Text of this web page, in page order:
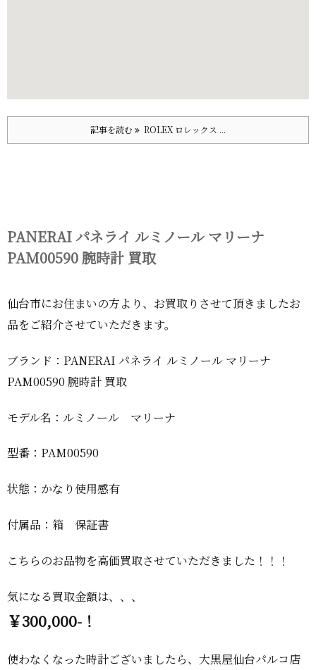
記事を読む ROLEX ロレックス ...
PANERAI パネライ ルミノール マリーナ
PAM00590 腕時計 買取
仙台市にお住まいの方より、お買取りさせて頂きましたお
品をご紹介させていただきます。
ブランド：PANERAI パネライ ルミノール マリーナ
PAM00590 腕時計 買取
モデル名：ルミノール マリーナ
型番：PAM00590
状態：かなり使用感有
付属品：箱 保証書
こちらのお品物を高価買取させていただきました！！！
気になる買取金額は、、、
￥300,000-！
使わなくなった時計ございましたら、大黒屋仙台パルコ店